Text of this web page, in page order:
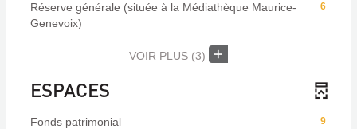
6
Réserve générale (située à la Médiathèque Maurice-
Genevoix)
VOIR PLUS (3)
ESPACES
9
Fonds patrimonial